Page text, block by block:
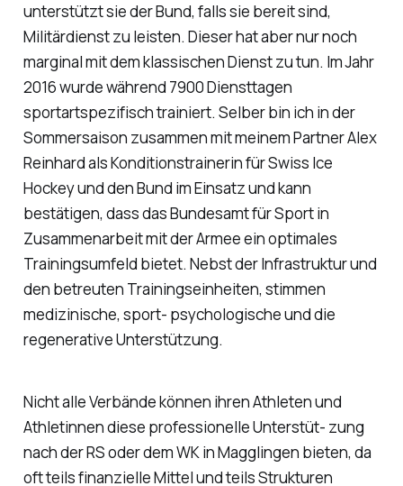
unterstützt sie der Bund, falls sie bereit sind,
Militärdienst zu leisten. Dieser hat aber nur noch
marginal mit dem klassischen Dienst zu tun. Im Jahr
2016 wurde während 7900 Diensttagen
sportartspezifisch trainiert. Selber bin ich in der
Sommersaison zusammen mit meinem Partner Alex
Reinhard als Konditionstrainerin für Swiss Ice
Hockey und den Bund im Einsatz und kann
bestätigen, dass das Bundesamt für Sport in
Zusammenarbeit mit der Armee ein optimales
Trainingsumfeld bietet. Nebst der Infrastruktur und
den betreuten Trainingseinheiten, stimmen
medizinische, sport- psychologische und die
regenerative Unterstützung.
Nicht alle Verbände können ihren Athleten und
Athletinnen diese professionelle Unterstüt- zung
nach der RS oder dem WK in Magglingen bieten, da
oft teils finanzielle Mittel und teils Strukturen